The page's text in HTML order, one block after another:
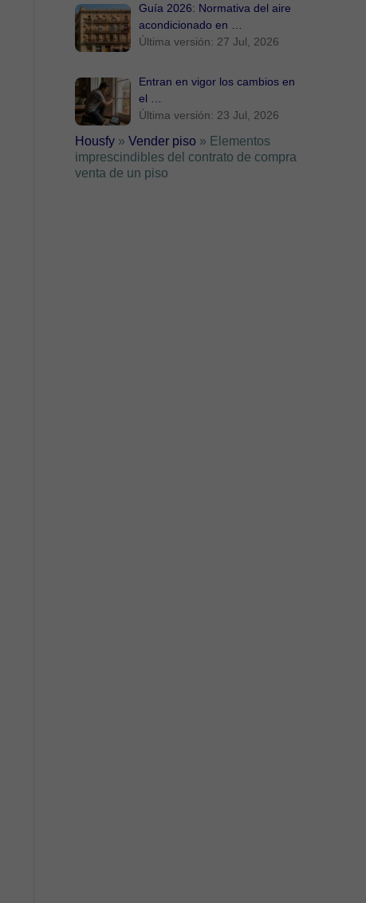
Guía 2026: Normativa del aire
acondicionado en …
Última versión: 27 Jul, 2026
Entran en vigor los cambios en
el …
Última versión: 23 Jul, 2026
Housfy »Vender piso » Elementos
imprescindibles del contrato de compra
venta de un piso